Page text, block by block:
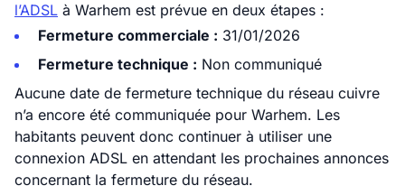
l’ADSL à Warhem est prévue en deux étapes :
Fermeture commerciale : 31/01/2026
Fermeture technique : Non communiqué
Aucune date de fermeture technique du réseau cuivre
n’a encore été communiquée pour Warhem. Les
habitants peuvent donc continuer à utiliser une
connexion ADSL en attendant les prochaines annonces
concernant la fermeture du réseau.